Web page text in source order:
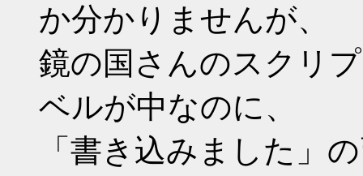
か分かりませんが、
鏡の国さんのスクリ
ベルが中なのに、
「書き込みました」